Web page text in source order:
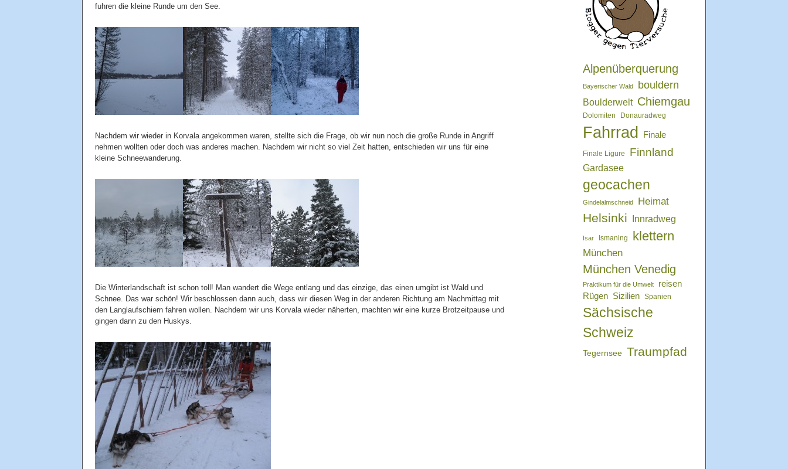
fuhren die kleine Runde um den See.
Nachdem wir wieder in Korvala angekommen waren, stellte sich die Frage, ob wir nun noch die große Runde in Angriff
nehmen wollten oder doch was anderes machen. Nachdem wir nicht so viel Zeit hatten, entschieden wir uns für eine
kleine Schneewanderung.
Die Winterlandschaft ist schon toll! Man wandert die Wege entlang und das einzige, das einen umgibt ist Wald und
Schnee. Das war schön! Wir beschlossen dann auch, dass wir diesen Weg in der anderen Richtung am Nachmittag mit
den Langlaufschiern fahren wollen. Nachdem wir uns Korvala wieder näherten, machten wir eine kurze Brotzeitpause und
gingen dann zu den Huskys.
Alpenüberquerung
Bayerischer Wald bouldern
Boulderwelt Chiemgau
Dolomiten Donauradweg
Fahrrad Finale
Finale Ligure Finnland
Gardasee
geocachen
Gindelalmschneid Heimat
Helsinki Innradweg
Isar Ismaning klettern
München
München Venedig
Praktikum für die Umwelt
reisen
Rügen Sizilien Spanien
Sächsische
Schweiz
Tegernsee Traumpfad